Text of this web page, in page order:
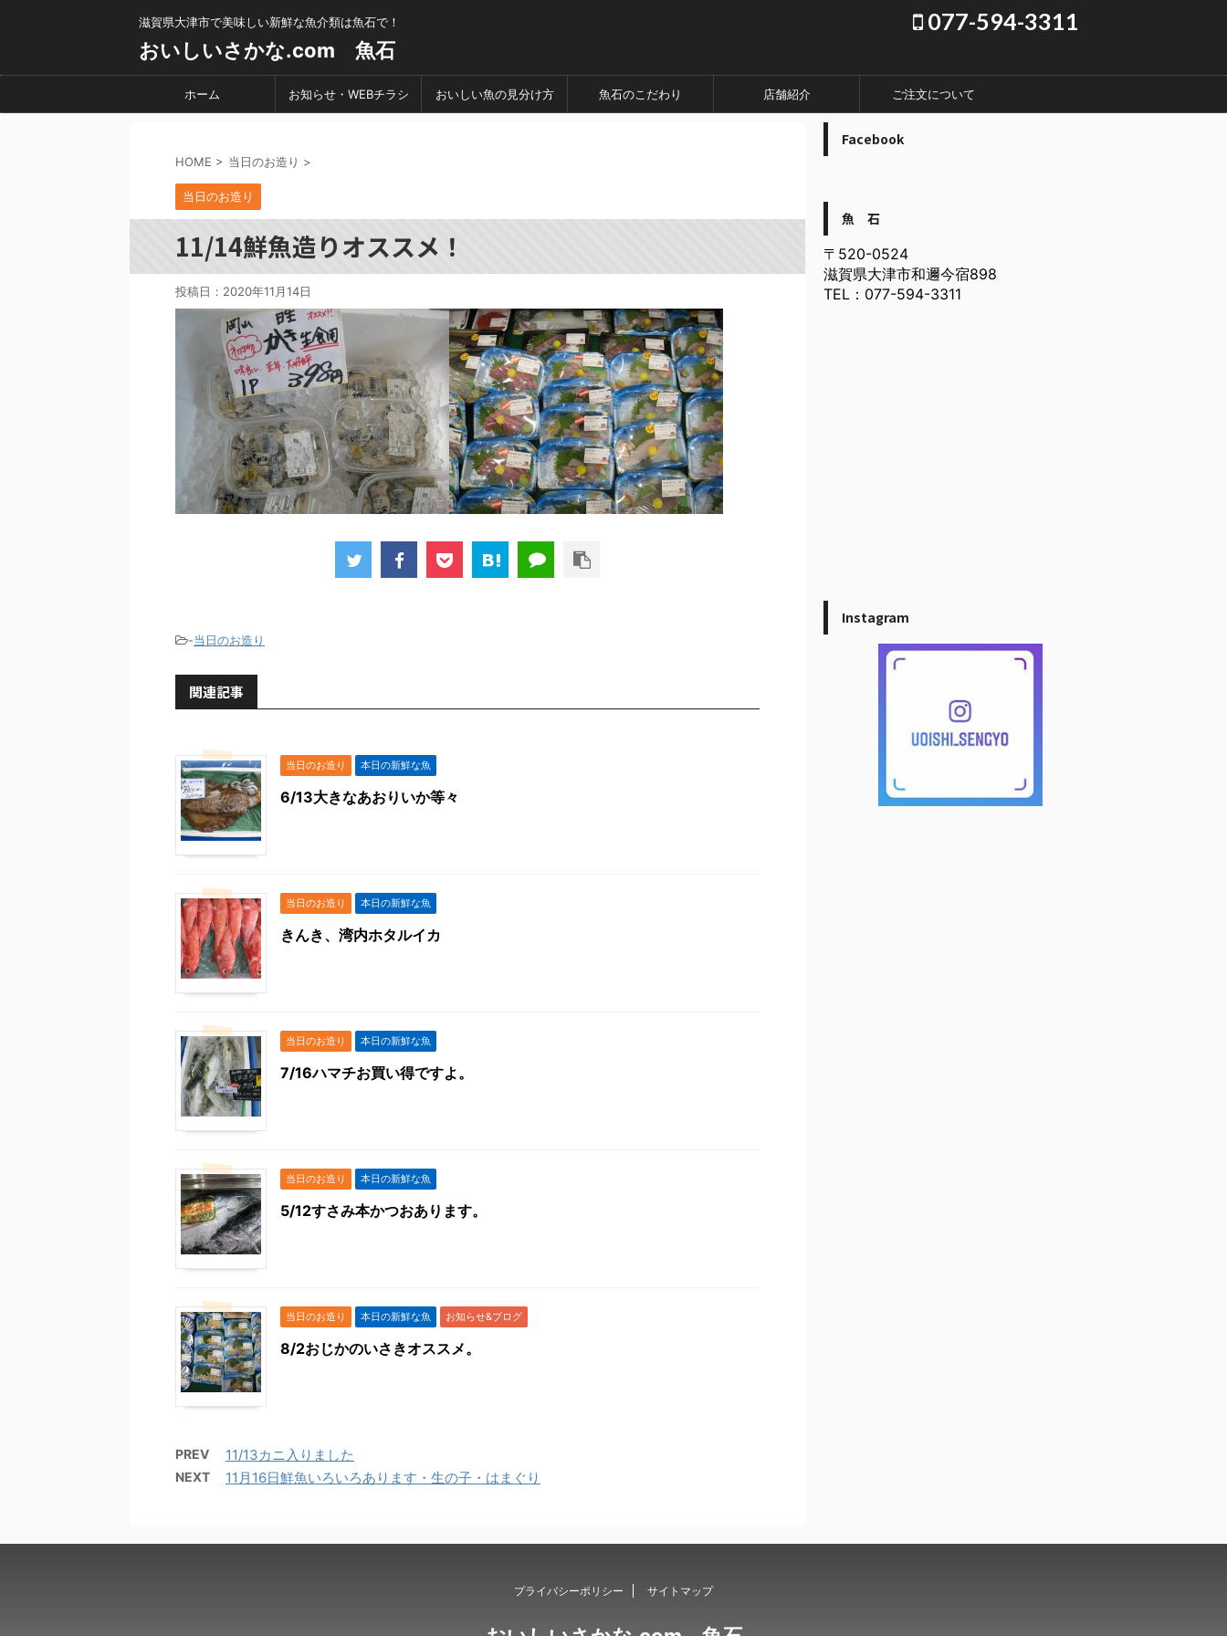
滋賀県大津市で美味しい新鮮な魚介類は魚石で！
おいしいさかな.com 魚石
077-594-3311
ホーム お知らせ・WEBチラシ おいしい魚の見分け方 魚石のこだわり 店舗紹介 ご注文について
HOME > 当日のお造り >
当日のお造り
11/14鮮魚造りオススメ！
投稿日： 2020年11月14日
-当日のお造り
関連記事
当日のお造り 本日の新鮮な魚
6/13大きなあおりいか等々
当日のお造り 本日の新鮮な魚
きんき、湾内ホタルイカ
当日のお造り 本日の新鮮な魚
7/16ハマチお買い得ですよ。
当日のお造り 本日の新鮮な魚
5/12すさみ本かつおあります。
当日のお造り 本日の新鮮な魚 お知らせ&ブログ
8/2おじかのいさきオススメ。
PREV 11/13カニ入りました
NEXT 11月16日鮮魚いろいろあります・生の子・はまぐり
Facebook
魚 石
〒520-0524
滋賀県大津市和邇今宿898
TEL：077-594-3311
Instagram
プライバシーポリシー サイトマップ